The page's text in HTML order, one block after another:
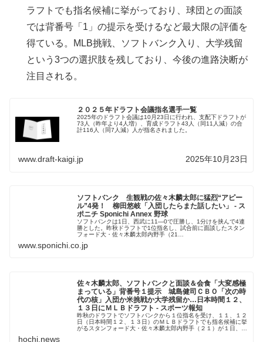
ラフトでも指名候補に挙がっており、球団との面談
では背番号「1」の提示を受けるなど最大限の評価を
得ている。MLB挑戦、ソフトバンク入り、大学残留
という3つの選択肢を残しており、今後の進路決断が
注目される。
２０２５年ドラフト会議指名選手一覧
2025年のドラフト会議は10月23日に行われ、支配下ドラフトが
73人（昨年より4人増）、育成ドラフト43人（同11人減）の合
計116人（同7人減）人が指名されました。
www.draft-kaigi.jp 2025年10月23日
ソフトバンク 生観戦の佐々木麟太郎に猛烈“アピー
ル”4発！ 柳田悠岐「入団したらまた話したい」 - ス
ポニチ Sponichi Annex 野球
ソフトバンクは1日、西武に11―0で圧勝し、1分けを挟んで4連
勝とした。昨秋ドラフトで1位指名し、試合前に面談したスタン
フォード大・佐々木麟太郎内野手（21…
www.sponichi.co.jp
佐々木麟太郎、ソフトバンクと面談＆会食「大変感極
まっている」背番号１提示 城島健司ＣＢＯ「次の時
代の核」入団か米挑戦か大学残留か…日本時間１２、
１３日にＭＬＢドラフト - スポーツ報知
昨秋のドラフトでソフトバンクから１位指名を受け、１１、１２
日（日本時間１２、１３日）のＭＬＢドラフトでも指名候補に挙
がるスタンフォード大・佐々木麟太郎内野手（２１）が１日、ソ
hochi.news